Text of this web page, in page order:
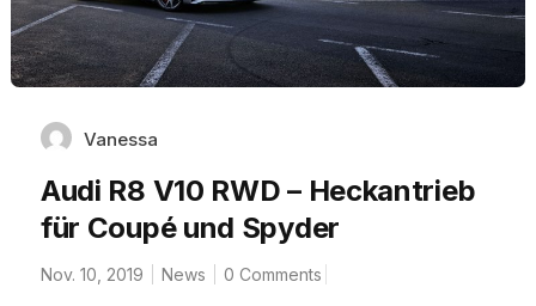
Vanessa
Audi R8 V10 RWD – Heckantrieb
für Coupé und Spyder
Nov. 10, 2019 News 0 Comments